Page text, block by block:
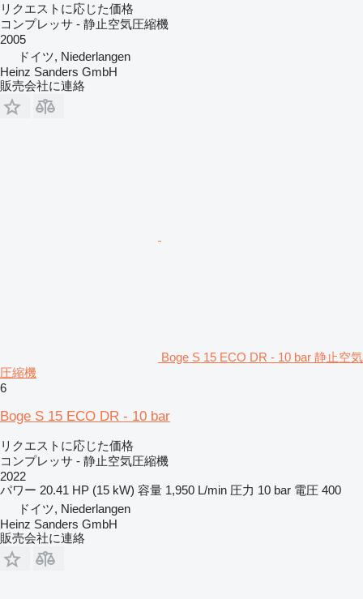
リクエストに応じた価格
コンプレッサ - 静止空気圧縮機
2005
ドイツ, Niederlangen
Heinz Sanders GmbH
販売会社に連絡
Boge S 15 ECO DR - 10 bar 静止空気
圧縮機
6
Boge S 15 ECO DR - 10 bar
リクエストに応じた価格
コンプレッサ - 静止空気圧縮機
2022
パワー 20.41 HP (15 kW) 容量 1,950 L/min 圧力 10 bar 電圧 400
ドイツ, Niederlangen
Heinz Sanders GmbH
販売会社に連絡